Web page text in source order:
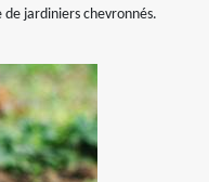
de jardiniers chevronnés.